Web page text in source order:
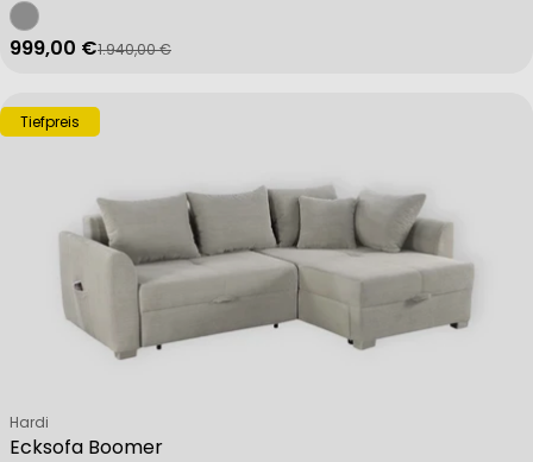
Verkaufspreis
999,00 €
Regulärer Preis
1.940,00 €
Tiefpreis
Ecksofa Boomer
Verkäufer:
Hardi